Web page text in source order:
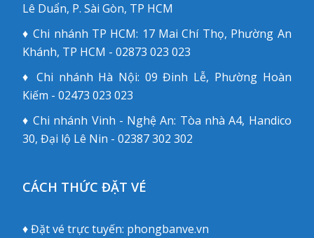
Lê Duẩn, P. Sài Gòn, TP HCM
♦ Chi nhánh TP HCM: 17 Mai Chí Thọ, Phường An
Khánh, TP HCM - 02873 023 023
♦ Chi nhánh Hà Nội: 09 Đinh Lễ, Phường Hoàn
Kiếm - 02473 023 023
♦ Chi nhánh Vinh - Nghệ An: Tòa nhà A4, Handico
30, Đại lộ Lê Nin - 02387 302 302
CÁCH THỨC ĐẶT VÉ
♦ Đặt vé trực tuyến: phongbanve.vn